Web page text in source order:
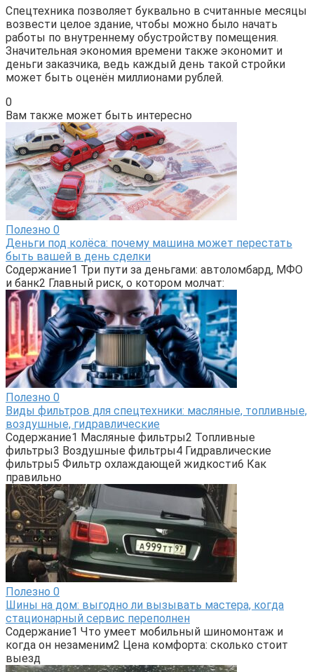
Спецтехника позволяет буквально в считанные месяцы
возвести целое здание, чтобы можно было начать
работы по внутреннему обустройству помещения.
Значительная экономия времени также экономит и
деньги заказчика, ведь каждый день такой стройки
может быть оценён миллионами рублей.
0
Вам также может быть интересно
Полезно 0
Деньги под колёса: почему машина может перестать
быть вашей в день сделки
Содержание1 Три пути за деньгами: автоломбард, МФО
и банк2 Главный риск, о котором молчат:
Полезно 0
Виды фильтров для спецтехники: масляные, топливные,
воздушные, гидравлические
Содержание1 Масляные фильтры2 Топливные
фильтры3 Воздушные фильтры4 Гидравлические
фильтры5 Фильтр охлаждающей жидкости6 Как
правильно
Полезно 0
Шины на дом: выгодно ли вызывать мастера, когда
стационарный сервис переполнен
Содержание1 Что умеет мобильный шиномонтаж и
когда он незаменим2 Цена комфорта: сколько стоит
выезд